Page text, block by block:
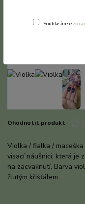
Ohodnotit produkt
Violka / fialka /
visací náušnici, která je
na zacvaknutí. Barva
žlutým křišťálem.
Souhlasím se